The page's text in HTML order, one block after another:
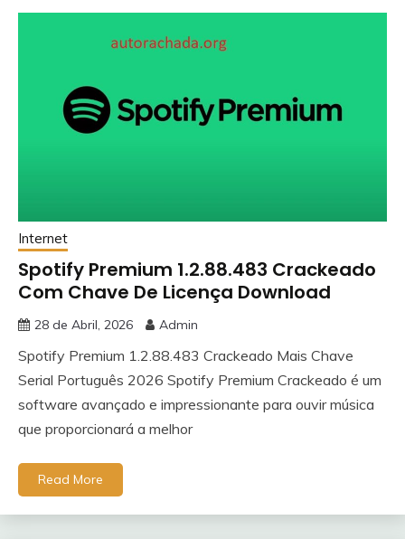
Internet
Spotify Premium 1.2.88.483 Crackeado
Com Chave De Licença Download
28 de Abril, 2026 Admin
Spotify Premium 1.2.88.483 Crackeado Mais Chave
Serial Português 2026 Spotify Premium Crackeado é um
software avançado e impressionante para ouvir música
que proporcionará a melhor
Read More